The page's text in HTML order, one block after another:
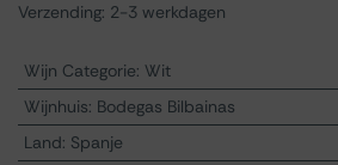
Verzending: 2-3 werkdagen
Wijn Categorie: Wit
Wijnhuis: Bodegas Bilbainas
Land: Spanje